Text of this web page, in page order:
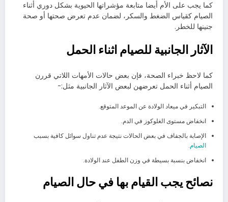
كما يجب على الأم أيضا متابعة مؤشراتها الحيوية بشكل دوري أثناء
الصيام كقياس الضغط والسكر، لضمان عدم تعرض صحتها أو صحة
جنينها للخطر.
الآثار الجانبية للصيام اثناء الحمل
كما لاحظ خبراء الصحة، فإن بعض حالات الأمهات اللاتي قررن
الصيام أثناء الحمل تعرضهن لبعض الآثار الجانبية مثل:-
التبكير في ميعاد الولادة عن الموعد المتوقع.
انخفاض مستوى الغلوكوز في الدم.
الإصابة بالجفاف في بعض الحالات نتيجة عدم تناول سوائل كافية بسبب
الصيام.
انخفاض بنسبة بسيطة في وزن الطفل عند الولادة.
نصائح يجب القيام بها في حال الصيام